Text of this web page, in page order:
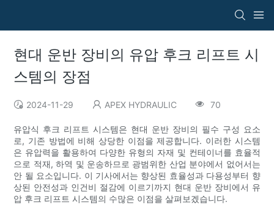
현대 운반 장비의 유압 후크 리프트 시
스템의 장점
2024-11-29 APEX HYDRAULIC 70
유압식 후크 리프트 시스템은 현대 운반 장비의 필수 구성 요소
로, 기존 방법에 비해 상당한 이점을 제공합니다. 이러한 시스템
은 유압력을 활용하여 다양한 유형의 자재 및 컨테이너를 효율적
으로 적재, 하역 및 운송하므로 광범위한 산업 분야에서 없어서는
안 될 요소입니다. 이 기사에서는 향상된 효율성과 다용성부터 향
상된 안전성과 인건비 절감에 이르기까지 현대 운반 장비에서 유
압 후크 리프트 시스템의 수많은 이점을 살펴보겠습니다.